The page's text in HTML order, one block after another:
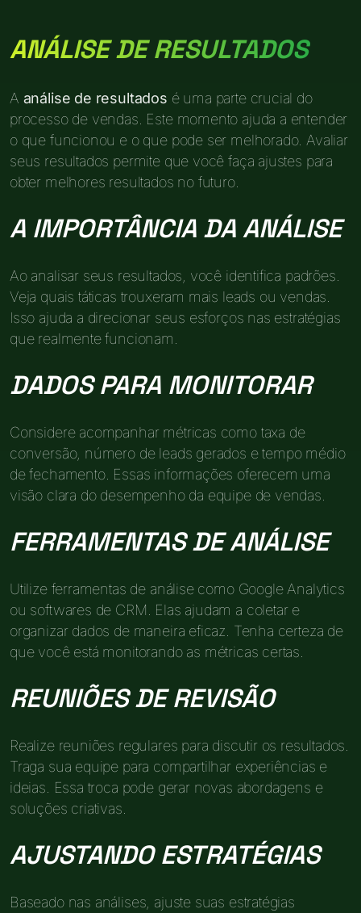
ANÁLISE DE RESULTADOS
A análise de resultados é uma parte crucial do
processo de vendas. Este momento ajuda a entender
o que funcionou e o que pode ser melhorado. Avaliar
seus resultados permite que você faça ajustes para
obter melhores resultados no futuro.
A IMPORTÂNCIA DA ANÁLISE
Ao analisar seus resultados, você identifica padrões.
Veja quais táticas trouxeram mais leads ou vendas.
Isso ajuda a direcionar seus esforços nas estratégias
que realmente funcionam.
DADOS PARA MONITORAR
Considere acompanhar métricas como taxa de
conversão, número de leads gerados e tempo médio
de fechamento. Essas informações oferecem uma
visão clara do desempenho da equipe de vendas.
FERRAMENTAS DE ANÁLISE
Utilize ferramentas de análise como Google Analytics
ou softwares de CRM. Elas ajudam a coletar e
organizar dados de maneira eficaz. Tenha certeza de
que você está monitorando as métricas certas.
REUNIÕES DE REVISÃO
Realize reuniões regulares para discutir os resultados.
Traga sua equipe para compartilhar experiências e
ideias. Essa troca pode gerar novas abordagens e
soluções criativas.
AJUSTANDO ESTRATÉGIAS
Baseado nas análises, ajuste suas estratégias